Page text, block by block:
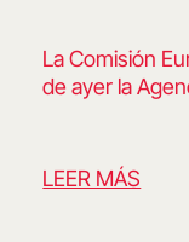
La Comisión
de ayer la
LEER MÁS